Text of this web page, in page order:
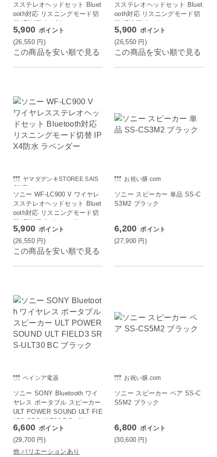
スステレオヘッドセット Bluet
ooth対応 リスニングモード切
替 IPX4防水 ブラック
5,900 ポイント
(26,550 円)
この商品を安い順で見る
スステレオヘッドセット Bluet
ooth対応 リスニングモード切
替 IPX4防水 グレージュ
5,900 ポイント
(26,550 円)
この商品を安い順で見る
ヤマダデンキSTOREE SAIS
ON店
ソニー WF-LC900 V ワイヤレ
スステレオヘッドセット Bluet
ooth対応 リスニングモード切
替 IPX4防水 ラベンダー
5,900 ポイント
(26,550 円)
この商品を安い順で見る
お祝い膳.com
ソニー スピーカー 単品 SS-C
S3M2 ブラック
6,200 ポイント
(27,900 円)
ベイシア電器
ソニー SONY Bluetooth ワイ
ヤレス ポータブル スピーカー
ULT POWER SOUND ULT FIE
LD3 SRS-ULT30 BC ブラック
6,600 ポイント
(29,700 円)
他 バリエーションあり
お祝い膳.com
ソニー スピーカー ペア SS-C
S5M2 ブラック
6,800 ポイント
(30,600 円)